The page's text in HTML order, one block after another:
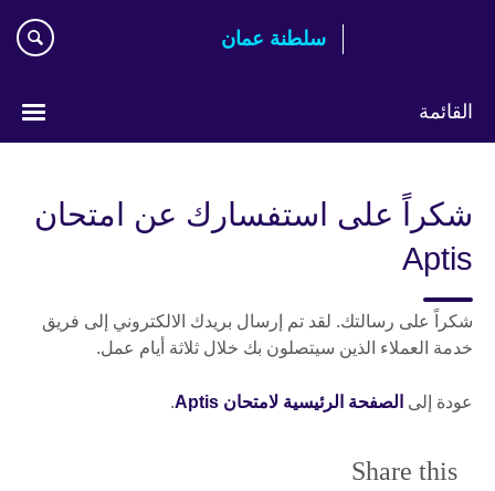
سلطنة عمان
القائمة
شكراً على استفسارك عن امتحان
Aptis
شكراً على رسالتك. لقد تم إرسال بريدك الالكتروني إلى فريق
خدمة العملاء الذين سيتصلون بك خلال ثلاثة أيام عمل.
عودة إلى الصفحة الرئيسية لامتحان Aptis .
Share this